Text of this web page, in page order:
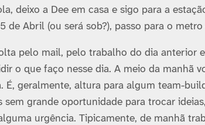
deixo a Dee em casa e sigo para a
de Abril (ou será sob?), passo para o
pelo mail, pelo trabalho do dia anterior
o que faço nesse dia. A meio da manhã
É, geralmente, altura para algum team-
sem grande oportunidade para trocar
urgência. Tipicamente, de manhã